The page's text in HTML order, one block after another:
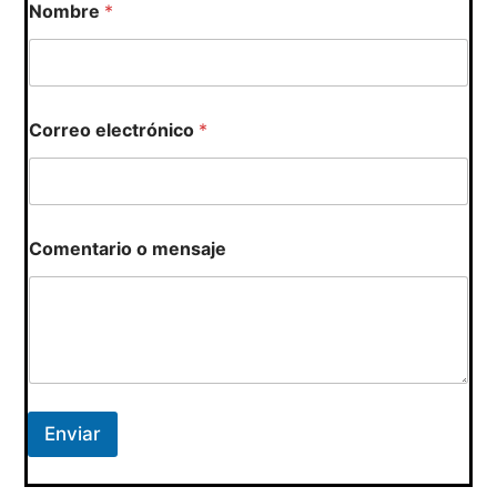
o
N
m
r
e
Nombre *
Correo electrónico *
Comentario o mensaje
Enviar